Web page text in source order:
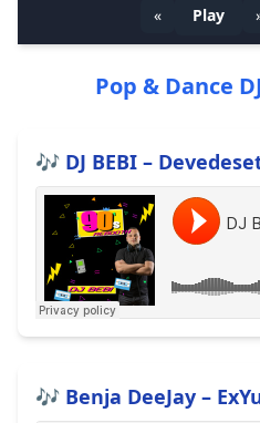
« Play
Pop & Dance
🎶 DJ BEBI –
🎶 Benja DeeJay –